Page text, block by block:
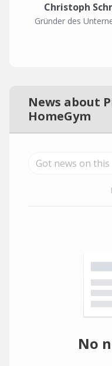
Christoph
Gründer des
News about
HomeGym
No